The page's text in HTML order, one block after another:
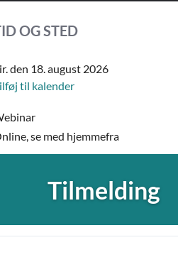
OG STED
tir. den 18. august 2026
til kalender
se med hjemmefra
Tilmelding